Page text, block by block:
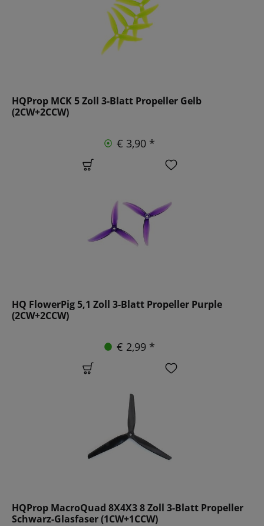
HQProp MCK 5 Zoll 3-Blatt Propeller Gelb
(2CW+2CCW)
€ 3,90 *
HQ FlowerPig 5,1 Zoll 3-Blatt Propeller Purple
(2CW+2CCW)
€ 2,99 *
HQProp MacroQuad 8X4X3 8 Zoll 3-Blatt Propeller
Schwarz-Glasfaser (1CW+1CCW)